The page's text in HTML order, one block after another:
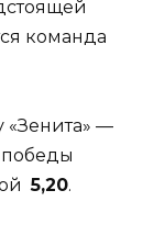
команда
—
победы
5,20.